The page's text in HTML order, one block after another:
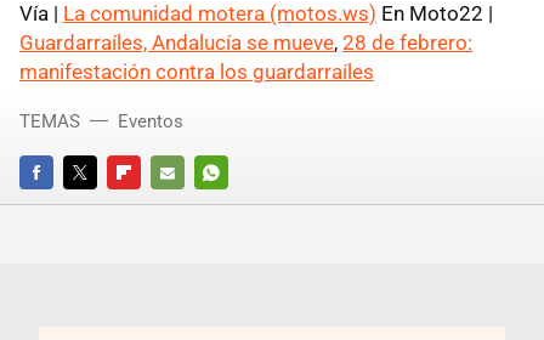
Vía | La comunidad motera (motos.ws) En Moto22 |
Guardarraíles, Andalucía se mueve, 28 de febrero:
manifestación contra los guardarraíles
FACEBOOKTWITTERFLIPBOARD
E-
WHATSAPP
TEMAS Eventos